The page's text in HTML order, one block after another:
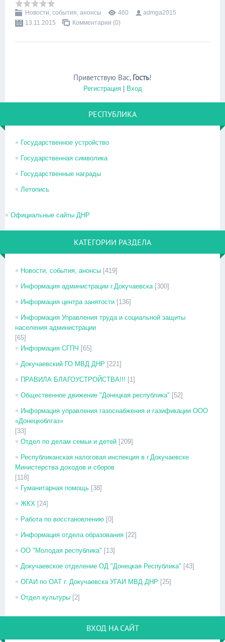
Новости, события, анонсы 460
admga2015
13.11.2015
Комментарии (0)
Приветствую Вас, Гость!
Регистрация| Вход
РЕСПУБЛИКА
Государственное устройство
Государственная символика
Государственные награды
Летопись
Официальные сайты ДНР
КАТЕГОРИИ РАЗДЕЛА
Новости, события, анонсы [419]
Информация администрации г.Докучаевска [300]
Информация центра занятости [136]
Информация Управления труда и социальной защиты
населения администрации
[65]
Информация СГПЧ [65]
Докучаевский ГО МВД ДНР [221]
ПРАВИЛА БЛАГОУСТРОЙСТВА!!! [1]
Общественное движение "Донецкая республика" [52]
Информация управления газоснабжения и газификации ООО
«Донецкоблгаз»
[33]
Отдел по делам семьи и детей [209]
Республиканская налоговая инспекция в г.Докучаевске
Министерства доходов и сборов
[118]
Гуманитарная помощь [38]
ЖКХ [24]
Работа по восстановлению [0]
Информация отдела образования [22]
ОО "Молодая республика" [13]
Докучаевское отделение ОД "Донецкая Республика" [43]
ОГАИ по ОАТ г. Докучаевска УГАИ МВД ДНР [25]
Отдел культуры [2]
ВХОД НА САЙТ